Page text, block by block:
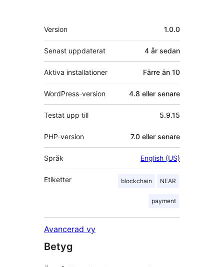
Meta
Version 1.0.0
Senast uppdaterat 4 år sedan
Aktiva installationer Färre än 10
WordPress-version 4.8 eller senare
Testat upp till 5.9.15
PHP-version 7.0 eller senare
Språk English (US)
Etiketter blockchain NEAR
payment
Avancerad vy
Betyg